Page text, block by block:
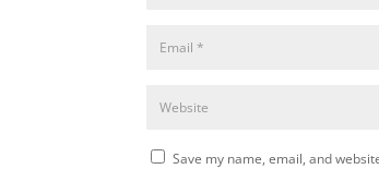
Save my name, email, and